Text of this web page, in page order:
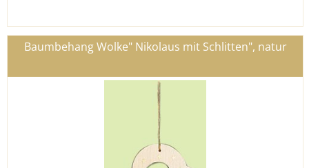
Baumbehang Wolke" Nikolaus mit Schlitten", natur